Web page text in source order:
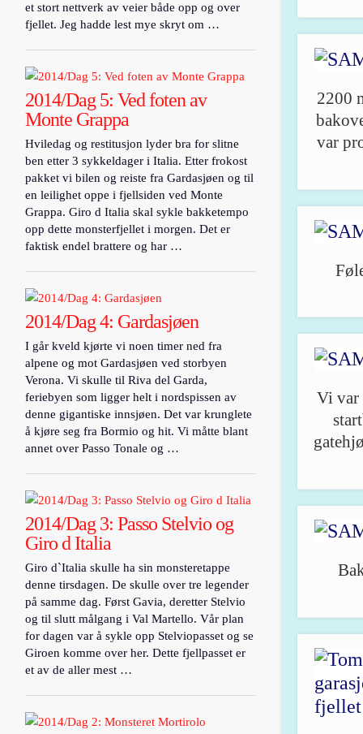
2200
var
Vi var
et stort nettverk av veier både opp og over
fjellet. Jeg hadde lest mye skryt om …
2014/Dag 5: Ved foten av
Monte Grappa
Hviledag og restitusjon lyder bra for slitne
ben etter 3 sykkeldager i Italia. Etter frokost
pakket vi bilen og reiste fra Gardasjøen og til
en leilighet oppe i fjellsiden ved Monte
Grappa. Giro d Italia skal sykle bakketempo
opp dette monsterfjellet i morgen. Det er
faktisk endel brattere og har …
2014/Dag 4: Gardasjøen
I går kveld kjørte vi noen timer ned fra
alpene og mot Gardasjøen ved storbyen
Verona. Vi skulle til Riva del Garda,
feriebyen som ligger helt i nordspissen av
denne gigantiske innsjøen. Det var krunglete
å kjøre seg fra Bormio og hit. Vi måtte blant
annet over Passo Tonale og …
2014/Dag 3: Passo Stelvio og
Giro d Italia
Giro d`Italia skulle ha sin monsteretappe
denne tirsdagen. De skulle over tre legender
på samme dag. Først Gavia, deretter Stelvio
og til slutt målgang i Val Martello. Vår plan
for dagen var å sykle opp Stelviopasset og se
Giroen komme over her. Dette fjellpasset er
et av de aller mest …